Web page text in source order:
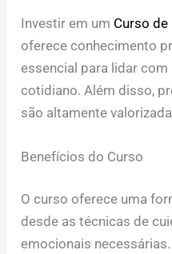
Investir em um Curso
oferece conhecimento
essencial para lidar
cotidiano. Além disso,
são altamente
Benefícios do Curso
O curso oferece uma
desde as técnicas de
emocionais